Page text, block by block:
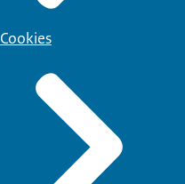
Cookies